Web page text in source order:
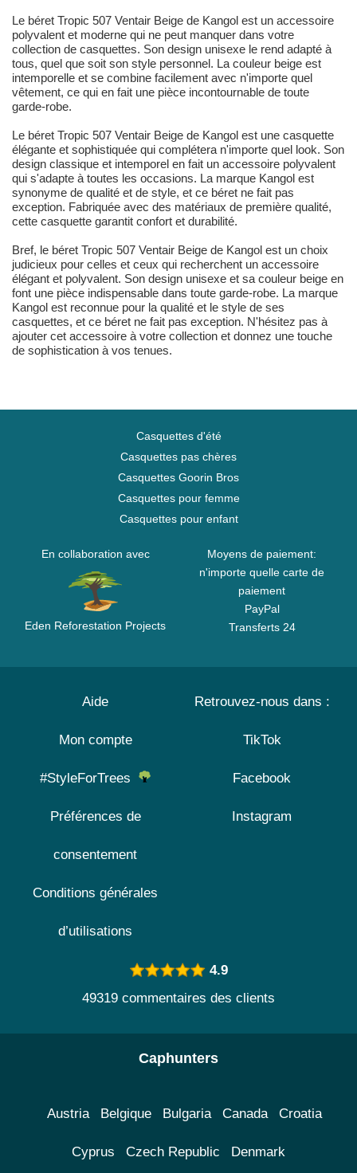
Le béret Tropic 507 Ventair Beige de Kangol est un accessoire
polyvalent et moderne qui ne peut manquer dans votre
collection de casquettes. Son design unisexe le rend adapté à
tous, quel que soit son style personnel. La couleur beige est
intemporelle et se combine facilement avec n'importe quel
vêtement, ce qui en fait une pièce incontournable de toute
garde-robe.
Le béret Tropic 507 Ventair Beige de Kangol est une casquette
élégante et sophistiquée qui complétera n'importe quel look. Son
design classique et intemporel en fait un accessoire polyvalent
qui s'adapte à toutes les occasions. La marque Kangol est
synonyme de qualité et de style, et ce béret ne fait pas
exception. Fabriquée avec des matériaux de première qualité,
cette casquette garantit confort et durabilité.
Bref, le béret Tropic 507 Ventair Beige de Kangol est un choix
judicieux pour celles et ceux qui recherchent un accessoire
élégant et polyvalent. Son design unisexe et sa couleur beige en
font une pièce indispensable dans toute garde-robe. La marque
Kangol est reconnue pour la qualité et le style de ses
casquettes, et ce béret ne fait pas exception. N'hésitez pas à
ajouter cet accessoire à votre collection et donnez une touche
de sophistication à vos tenues.
Casquettes d'été
Casquettes pas chères
Casquettes Goorin Bros
Casquettes pour femme
Casquettes pour enfant
En collaboration avec
Eden Reforestation Projects
Moyens de paiement:
n'importe quelle carte de
paiement
PayPal
Transferts 24
Aide
Mon compte
#StyleForTrees
Préférences de
consentement
Conditions générales
d’utilisations
Retrouvez-nous dans :
TikTok
Facebook
Instagram
4.9
49319 commentaires des clients
Caphunters
Austria Belgique Bulgaria Canada Croatia
Cyprus Czech Republic Denmark